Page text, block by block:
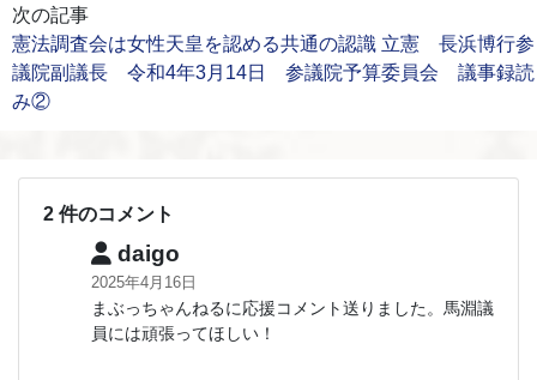
次の記事
憲法調査会は女性天皇を認める共通の認識 立憲 長浜博行参
議院副議長 令和4年3月14日 参議院予算委員会 議事録読
み②
2 件のコメント
daigo
2025年4月16日
まぶっちゃんねるに応援コメント送りました。馬淵議
員には頑張ってほしい！